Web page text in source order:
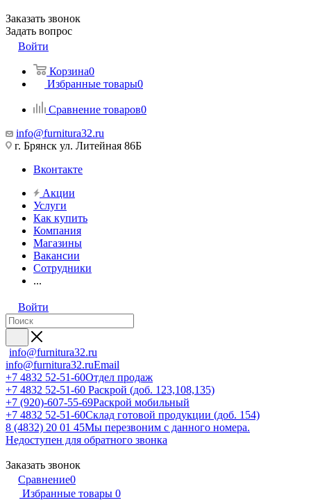
Заказать звонок
Задать вопрос
Войти
Корзина0
Избранные товары0
Сравнение товаров0
info@furnitura32.ru
г. Брянск ул. Литейная 86Б
Вконтакте
Акции
Услуги
Как купить
Компания
Магазины
Вакансии
Сотрудники
...
Войти
info@furnitura32.ru
info@furnitura32.ruEmail
+7 4832 52-51-60Отдел продаж
+7 4832 52-51-60 Раскрой (доб. 123,108,135)
+7 (920)-607-55-69Раскрой мобильный
+7 4832 52-51-60Склад готовой продукции (доб. 154)
8 (4832) 20 01 45Мы перезвоним с данного номера.
Недоступен для обратного звонка
Заказать звонок
Сравнение0
Избранные товары 0